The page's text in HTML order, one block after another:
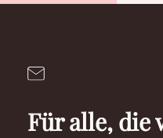
Für alle, die